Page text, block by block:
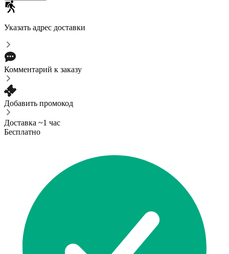
Указать адрес доставки
Комментарий к заказу
Добавить промокод
Доставка ~1 час
Бесплатно